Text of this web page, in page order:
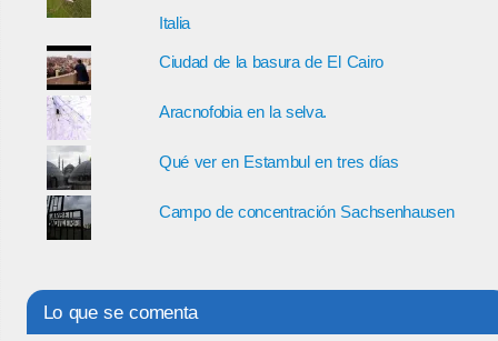
Italia
Ciudad de la basura de El Cairo
Aracnofobia en la selva.
Qué ver en Estambul en tres días
Campo de concentración Sachsenhausen
Lo que se comenta